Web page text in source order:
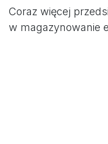
Coraz więcej
w magazynowanie